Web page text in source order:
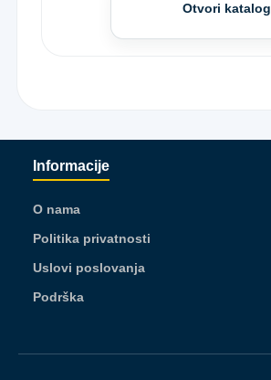
Otvori katalog
Informacije
O nama
Politika privatnosti
Uslovi poslovanja
Podrška